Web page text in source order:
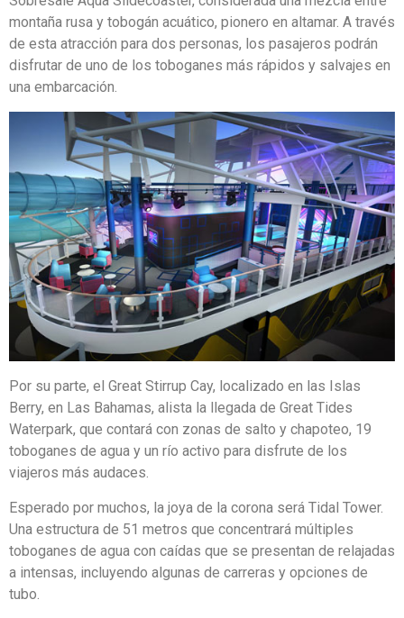
montaña rusa y tobogán acuático, pionero en altamar. A través
de esta atracción para dos personas, los pasajeros podrán
disfrutar de uno de los toboganes más rápidos y salvajes en
una embarcación.
Por su parte, el Great Stirrup Cay, localizado en las Islas
Berry, en Las Bahamas, alista la llegada de Great Tides
Waterpark, que contará con zonas de salto y chapoteo, 19
toboganes de agua y un río activo para disfrute de los
viajeros más audaces.
Esperado por muchos, la joya de la corona será Tidal Tower.
Una estructura de 51 metros que concentrará múltiples
toboganes de agua con caídas que se presentan de relajadas
a intensas, incluyendo algunas de carreras y opciones de
tubo.